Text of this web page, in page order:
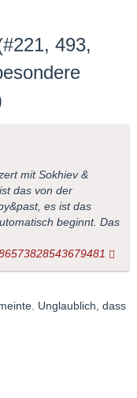
#221, 493,
mit Sokhiev &
das von der
es ist das
beginnt. Das
Unglaublich, dass